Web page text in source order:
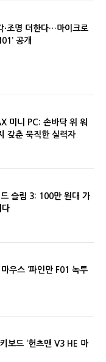
·조명 더한다…마이크로
공개
미니 PC: 손바닥 위 워
갖춘 묵직한 실력자
슬림 3: 100만 원대 가
다
우스 ‘파인만 F01 녹투
보드 ‘헌츠맨 V3 HE 마